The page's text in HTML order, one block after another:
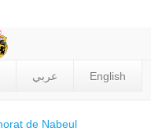
عربي English